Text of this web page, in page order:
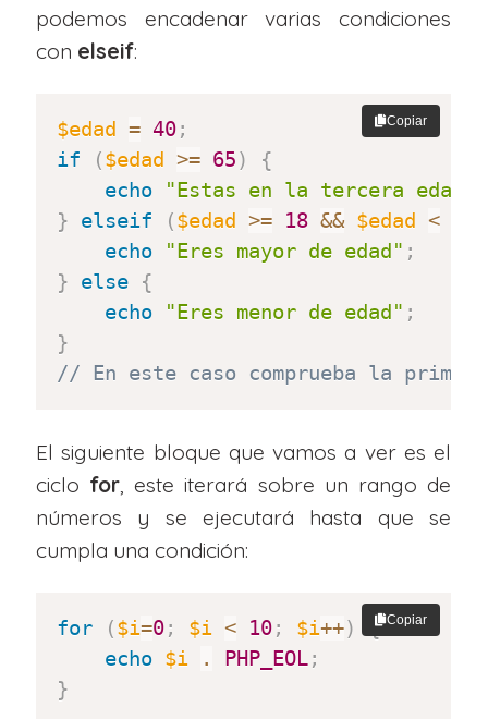
podemos encadenar varias condiciones
con elseif:
$edad = 40;
if
($edad >= 65)
{
echo
"Estas en la tercera edad"
} elseif ($edad >= 18 && $edad <
echo
"Eres mayor de edad" ;
} else {
echo
"Eres menor de edad" ;
}
// En este caso comprueba la
Copiar
El siguiente bloque que vamos a ver es el
ciclo for, este iterará sobre un rango de
números y se ejecutará hasta que se
cumpla una condición:
for ($i=0; $i < 10; $i++)
{
echo $i . PHP_EOL;
}
Copiar